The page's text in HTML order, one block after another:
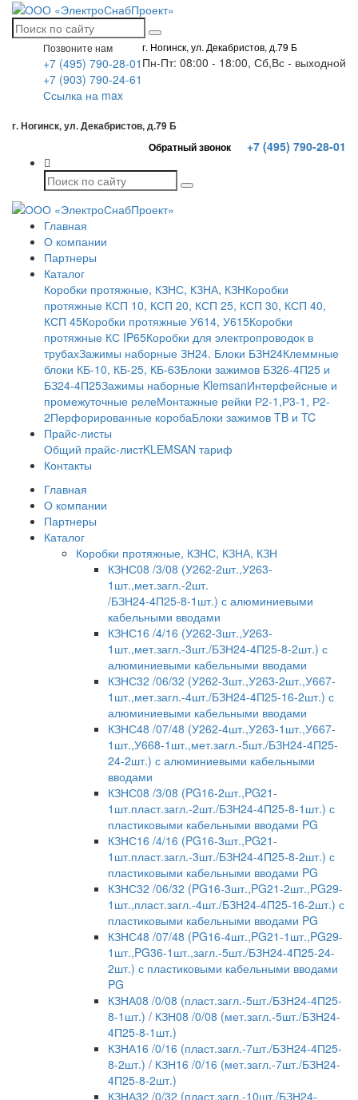
г. Ногинск, ул. Декабристов, д.79 Б
Пн-Пт: 08:00 - 18:00, Сб,Вс - выходной
Позвоните нам
+7 (495) 790-28-01
+7 (903) 790-24-61
Ссылка на max
г. Ногинск, ул. Декабристов, д.79 Б
Обратный звонок
+7 (495) 790-28-01
Главная
О компании
Партнеры
Каталог
Коробки протяжные, КЗНС, КЗНА, КЗНКоробки
протяжные КСП 10, КСП 20, КСП 25, КСП 30, КСП 40,
КСП 45Коробки протяжные У614, У615Коробки
протяжные КС IP65Коробки для электропроводок в
трубахЗажимы наборные ЗН24. Блоки БЗН24Клеммные
блоки КБ-10, КБ-25, КБ-63Блоки зажимов БЗ26-4П25 и
БЗ24-4П25Зажимы наборные KlemsanИнтерфейсные и
промежуточные релеМонтажные рейки Р2-1,Р3-1, Р2-
2Перфорированные коробаБлоки зажимов TB и TC
Прайс-листы
Общий прайс-листKLEMSAN тариф
Контакты
Главная
О компании
Партнеры
Каталог
Коробки протяжные, КЗНС, КЗНА, КЗН
КЗНС08 /3/08 (У262-2шт.,У263-
1шт.,мет.загл.-2шт.
/БЗН24-4П25-8-1шт.) с алюминиевыми
кабельными вводами
КЗНС16 /4/16 (У262-3шт.,У263-
1шт.,мет.загл.-3шт./БЗН24-4П25-8-2шт.) с
алюминиевыми кабельными вводами
КЗНС32 /06/32 (У262-3шт.,У263-2шт.,У667-
1шт.,мет.загл.-4шт./БЗН24-4П25-16-2шт.) с
алюминиевыми кабельными вводами
КЗНС48 /07/48 (У262-4шт.,У263-1шт.,У667-
1шт.,У668-1шт.,мет.загл.-5шт./БЗН24-4П25-
24-2шт.) с алюминиевыми кабельными
вводами
КЗНС08 /3/08 (PG16-2шт.,PG21-
1шт.пласт.загл.-2шт./БЗН24-4П25-8-1шт.) с
пластиковыми кабельными вводами PG
КЗНС16 /4/16 (PG16-3шт.,PG21-
1шт.пласт.загл.-3шт./БЗН24-4П25-8-2шт.) с
пластиковыми кабельными вводами PG
КЗНС32 /06/32 (PG16-3шт.,PG21-2шт.,PG29-
1шт.,пласт.загл.-4шт./БЗН24-4П25-16-2шт.) с
пластиковыми кабельными вводами PG
КЗНС48 /07/48 (PG16-4шт.,PG21-1шт.,PG29-
1шт.,PG36-1шт.,загл.-5шт./БЗН24-4П25-24-
2шт.) с пластиковыми кабельными вводами
PG
КЗНА08 /0/08 (пласт.загл.-5шт./БЗН24-4П25-
8-1шт.) / КЗН08 /0/08 (мет.загл.-5шт./БЗН24-
4П25-8-1шт.)
КЗНА16 /0/16 (пласт.загл.-7шт./БЗН24-4П25-
8-2шт.) / КЗН16 /0/16 (мет.загл.-7шт./БЗН24-
4П25-8-2шт.)
КЗНА32 /0/32 (пласт.загл.-10шт./БЗН24-